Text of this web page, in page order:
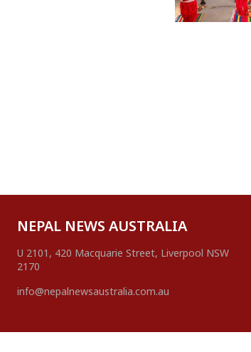
NEPAL NEWS AUSTRALIA
U 2101, 420 Macquarie Street, Liverpool NSW
2170
info@nepalnewsaustralia.com.au